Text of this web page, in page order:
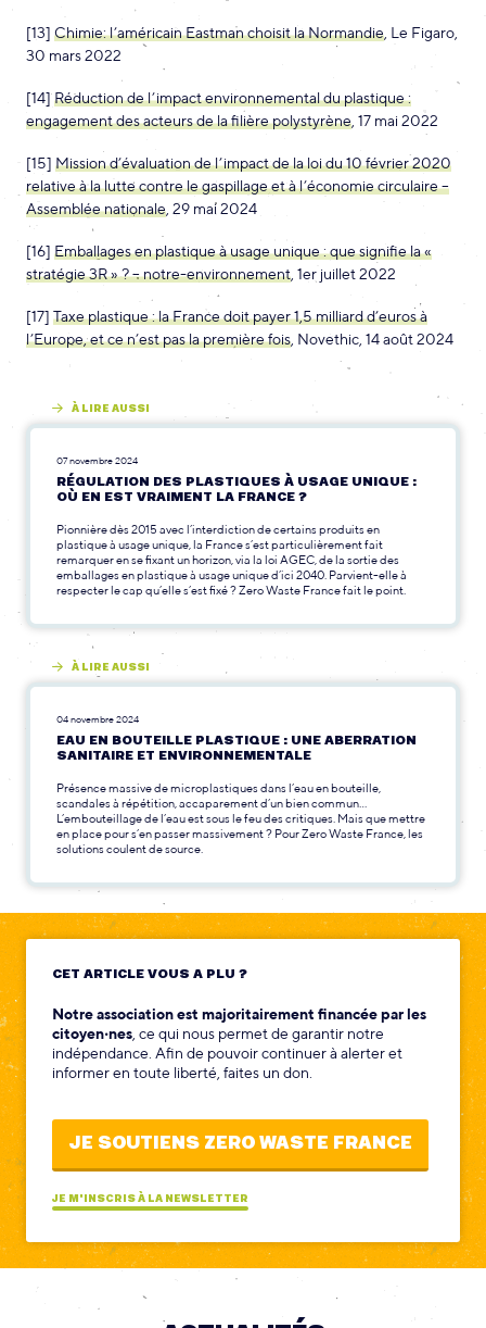
[13] Chimie: l’américain Eastman choisit la Normandie , Le Figaro,
30 mars 2022
[14]Réduction de l’impact environnemental du plastique :
engagement des acteurs de la filière polystyrène , 17 mai 2022
[15] Mission d’évaluation de l’impact de la loi du 10 février 2020
relative à la lutte contre le gaspillage et à l’économie circulaire –
Assemblée nationale , 29 mai 2024
[16] Emballages en plastique à usage unique : que signifie la «
stratégie 3R » ? – notre-environnement, 1er juillet 2022
[17] Taxe plastique : la France doit payer 1,5 milliard d’euros à
l’Europe, et ce n’est pas la première fois, Novethic, 14 août 2024
À LIRE AUSSI
07 novembre 2024
RÉGULATION DES PLASTIQUES À USAGE UNIQUE :
OÙ EN EST VRAIMENT LA FRANCE ?
Pionnière dès 2015 avec l’interdiction de certains produits en
plastique à usage unique, la France s’est particulièrement fait
remarquer en se fixant un horizon, via la loi AGEC, de la sortie des
emballages en plastique à usage unique d’ici 2040. Parvient-elle à
respecter le cap qu’elle s’est fixé ? Zero Waste France fait le point.
À LIRE AUSSI
04 novembre 2024
EAU EN BOUTEILLE PLASTIQUE : UNE ABERRATION
SANITAIRE ET ENVIRONNEMENTALE
Présence massive de microplastiques dans l’eau en bouteille,
scandales à répétition, accaparement d’un bien commun…
L’embouteillage de l’eau est sous le feu des critiques. Mais que mettre
en place pour s’en passer massivement ? Pour Zero Waste France, les
solutions coulent de source.
CET ARTICLE VOUS A PLU ?
Notre association est majoritairement financée par les
citoyen‧nes , ce qui nous permet de garantir notre
indépendance. Afin de pouvoir continuer à alerter et
informer en toute liberté, faites un don.
JE SOUTIENS ZERO WASTE FRANCE
JE M'INSCRIS À LA NEWSLETTER